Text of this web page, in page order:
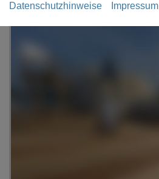
Datenschutzhinweise Impressum
H2 Loft